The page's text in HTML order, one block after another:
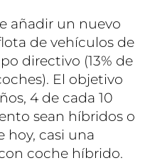
añadir un nuevo
de vehículos de
directivo (13% de
El objetivo
4 de cada 10
sean híbridos o
hoy, casi una
coche híbrido.